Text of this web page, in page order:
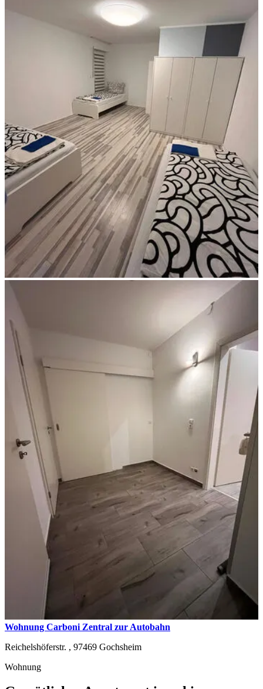
Wohnung Carboni Zentral zur Autobahn
Reichelshöferstr. , 97469 Gochsheim
Wohnung